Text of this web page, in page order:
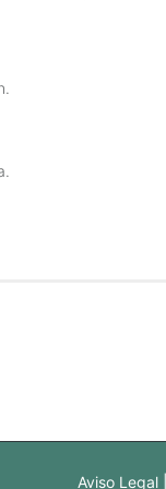
Aviso Legal